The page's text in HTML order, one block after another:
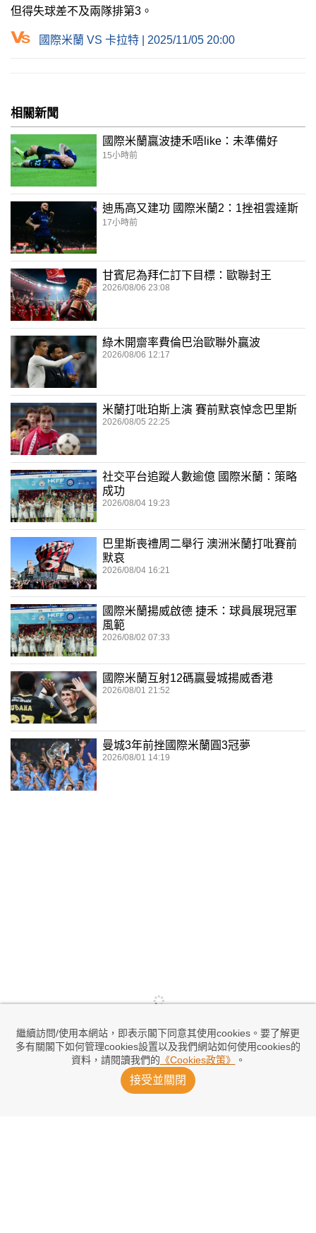
繼續訪問/使用本網站，即表示閣下同意其使用cookies。要了解更
多有關閣下如何管理cookies設置以及我們網站如何使用cookies的
資料，請閱讀我們的 《Cookies政策》 。
接受並關閉
但得失球差不及兩隊排第3。
國際米蘭 VS 卡拉特 | 2025/11/05 20:00
相關新聞
國際米蘭贏波捷禾唔like：未準備好
15小時前
迪馬高又建功 國際米蘭2：1挫祖雲達斯
17小時前
甘賓尼為拜仁訂下目標：歐聯封王
2026/08/06 23:08
綠木開齋率費倫巴治歐聯外贏波
2026/08/06 12:17
米蘭打吡珀斯上演 賽前默哀悼念巴里斯
2026/08/05 22:25
社交平台追蹤人數逾億 國際米蘭：策略
成功
2026/08/04 19:23
巴里斯喪禮周二舉行 澳洲米蘭打吡賽前
默哀
2026/08/04 16:21
國際米蘭揚威啟德 捷禾：球員展現冠軍
風範
2026/08/02 07:33
國際米蘭互射12碼贏曼城揚威香港
2026/08/01 21:52
曼城3年前挫國際米蘭圓3冠夢
2026/08/01 14:19